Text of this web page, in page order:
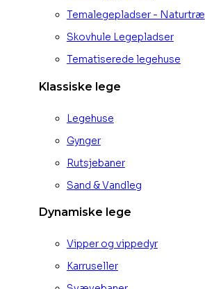
Temalegepladser - Naturtræ
Skovhule Legepladser
Tematiserede legehuse
Klassiske lege
Legehuse
Gynger
Rutsjebaner
Sand & Vandleg
Dynamiske lege
Vipper og vippedyr
Karruseller